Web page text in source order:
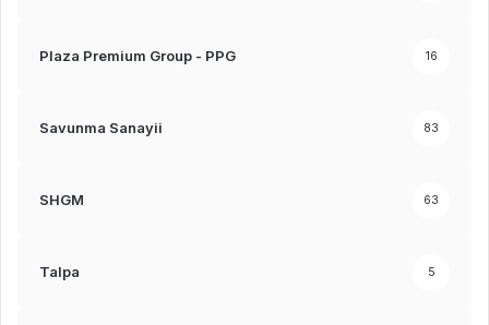
Plaza Premium Group - PPG 16
Savunma Sanayii 83
SHGM 63
Talpa 5